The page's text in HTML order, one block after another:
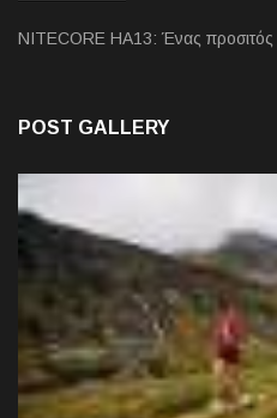
NITECORE HA13: Ένας
POST GALLERY